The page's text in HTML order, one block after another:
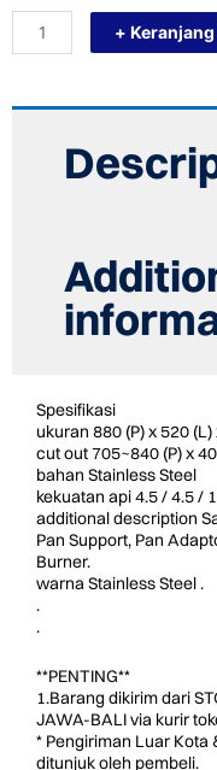
RB-
93US
KOMPOR
+ Keranjang
Spesifikasi
ukuran 880 (P) x 520
cut out 705~840 (P) x
bahan Stainless Steel
kekuatan api 4.5 / 4.5 /
additional description
Pan Support, Pan
Burner.
warna Stainless Steel .
.
.
**PENTING**
1.Barang dikirim dari
JAWA-BALI via kurir
* Pengiriman Luar Kota
ditunjuk oleh pembeli.